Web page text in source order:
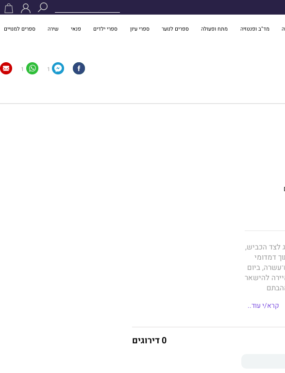
מד"ב ופנטזיה מתח ופעולה ספרים לנוער ספרי עיון ספרי ילדים פנאי שירה ספרים למנויים
1
1
לצד הכביש,
דמדומי
ביום
להישאר
את
גבוהים,
קרא/י עוד..
0 דירוגים